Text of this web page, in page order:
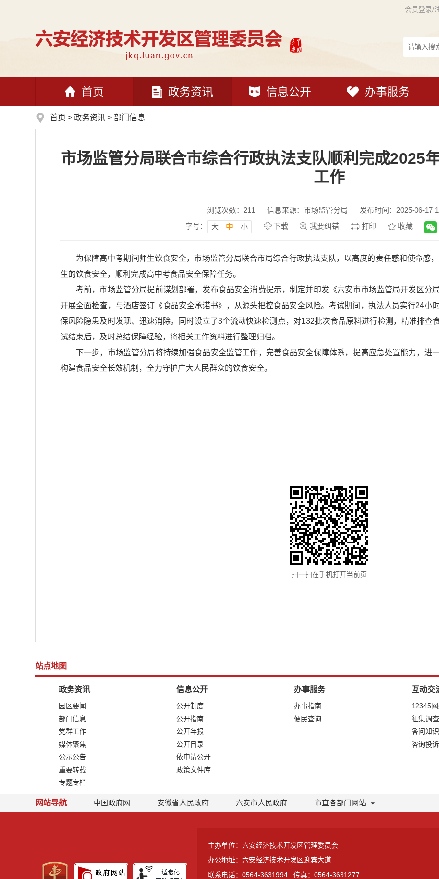
会员登录/
首页 政务资讯 信息公开 办事服务
首页 > 政务资讯 > 部门信息
市场监管分局联合市综合行政执法支队顺利完成2025
工作
浏览次数： 211 信息来源：市场监管分局
发布时间：2025-06-17
字号：
大 中 小 下载 我要纠错 打印 收藏
为保障高中考期间师生饮食安全，市场监管分局联合市局综合行政执法支队，以高度的责任感和使命感
生的饮食安全，顺利完成高中考食品安全保障任务。
考前，市场监管分局提前谋划部署，发布食品安全消费提示，制定并印发《六安市市场监管局开发区分
开展全面检查，与酒店签订《食品安全承诺书》，从源头把控食品安全风险。考试期间，执法人员实行24小
保风险隐患及时发现、迅速消除。同时设立了3个流动快速检测点，对132批次食品原料进行检测，精准排查
试结束后，及时总结保障经验，将相关工作资料进行整理归档。
下一步，市场监管分局将持续加强食品安全监管工作，完善食品安全保障体系，提高应急处置能力，进
构建食品安全长效机制，全力守护广大人民群众的饮食安全。
扫一扫在手机打开当前页
站点地图
政务资讯
园区要闻
部门信息
党群工作
媒体聚焦
公示公告
重要转载
专题专栏
信息公开
公开制度
公开指南
公开年报
公开目录
依申请公开
政策文件库
办事服务
办事指南
便民查询
互动交
12345
征集调查
答问知
咨询投诉
网站导航 中国政府网 安徽省人民政府 六安市人民政府 市直各部门网站
主办单位：六安经济技术开发区管理委员会
办公地址：六安经济技术开发区迎宾大道
联系电话：0564-3631994
传真：0564-3631277